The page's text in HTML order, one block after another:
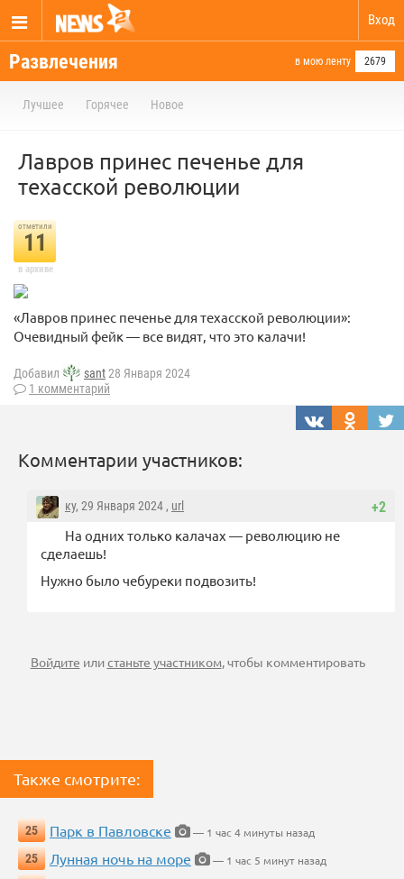
Вход
Развлечения в мою ленту 2679
Лучшее Горячее Новое
Лавров принес печенье для
техасской революции
отметили
11
в архиве
«Лавров принес печенье для техасской революции»:
Очевидный фейк — все видят, что это калачи!
Добавил sant28 Января 2024
1 комментарий
Комментарии участников:
+2
ку, 29 Января 2024 , url
На одних только калачах — революцию не
сделаешь!
Нужно было чебуреки подвозить!
Войдите илистаньте участником, чтобы комментировать
Также смотрите:
25 Парк в Павловске
— 1 час 4 минуты назад
25
Лунная ночь на море
— 1 час 5 минут назад